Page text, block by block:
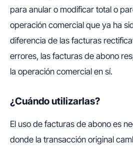
para anular o modificar total o
operación comercial que ya ha
diferencia de las facturas
errores, las facturas de abono
la operación comercial en sí.
¿Cuándo utilizarlas?
El uso de facturas de abono es
donde la transacción original